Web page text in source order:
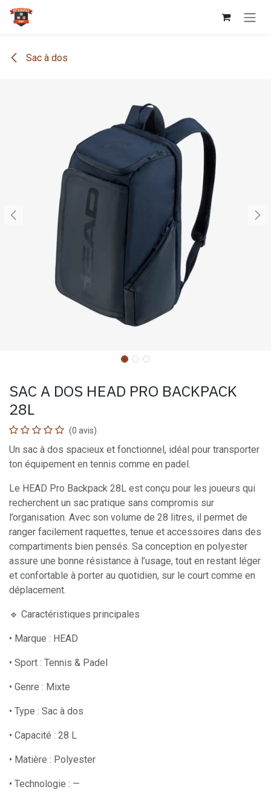
Se rendre au contenu
Sac à dos
SAC A DOS HEAD PRO BACKPACK
28L
(0 avis)
Un sac à dos spacieux et fonctionnel, idéal pour transporter
ton équipement en tennis comme en padel.
Le HEAD Pro Backpack 28L est conçu pour les joueurs qui
recherchent un sac pratique sans compromis sur
l’organisation. Avec son volume de 28 litres, il permet de
ranger facilement raquettes, tenue et accessoires dans des
compartiments bien pensés. Sa conception en polyester
assure une bonne résistance à l’usage, tout en restant léger
et confortable à porter au quotidien, sur le court comme en
déplacement.
🔹 Caractéristiques principales
• Marque : HEAD
• Sport : Tennis & Padel
• Genre : Mixte
• Type : Sac à dos
• Capacité : 28 L
• Matière : Polyester
• Technologie : —